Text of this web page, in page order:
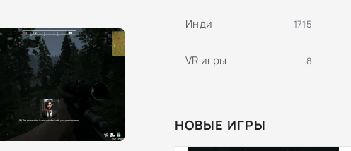
Инди 1715
VR игры 8
НОВЫЕ ИГРЫ